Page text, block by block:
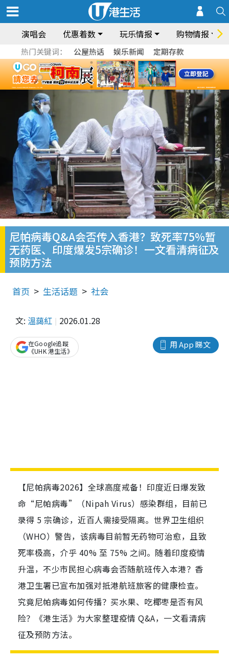
演唱会 优惠着数 玩乐情报 购物情报
热门关键词： 公屋热话 娱乐新闻 定期存款
尼帕病毒Q&A会否传入香港？致死率75%暂
无药医、印度爆发5宗确诊！一文看清病征及
预防方法
首页 生活话题 社会
文: 溫藹紅 2026.01.28
用 App 睇文
在Google追蹤
《UHK 港生活》
【尼帕病毒2026】全球高度戒备！印度近日爆发致
命“尼帕病毒”（Nipah Virus）感染群组，目前已
录得 5 宗确诊，近百人需接受隔离。世界卫生组织
（WHO）警告，该病毒目前暂无药物可治愈，且致
死率极高，介乎 40% 至 75% 之间。随着印度疫情
升温，不少市民担心病毒会否随航班传入本港？香
港卫生署已宣布加强对抵港航班旅客的健康检查。
究竟尼帕病毒如何传播？买水果、吃椰枣是否有风
险？《港生活》为大家整理疫情 Q&A，一文看清病
征及预防方法。